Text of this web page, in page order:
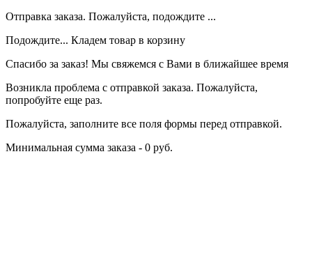
Отправка заказа. Пожалуйста, подождите ...
Подождите... Кладем товар в корзину
Спасибо за заказ! Мы свяжемся с Вами в ближайшее время
Возникла проблема с отправкой заказа. Пожалуйста,
попробуйте еще раз.
Пожалуйста, заполните все поля формы перед отправкой.
Минимальная сумма заказа - 0 руб.